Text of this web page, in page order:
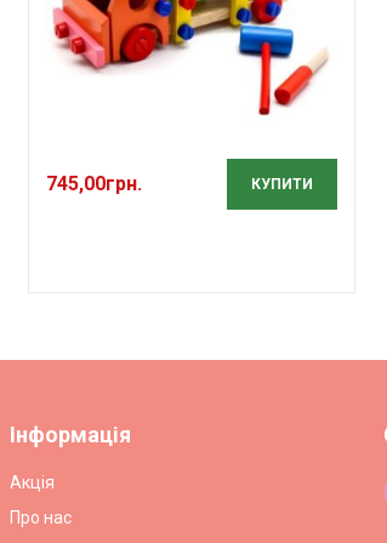
745,00грн. КУПИТИ
Інформація
Акція
Про нас